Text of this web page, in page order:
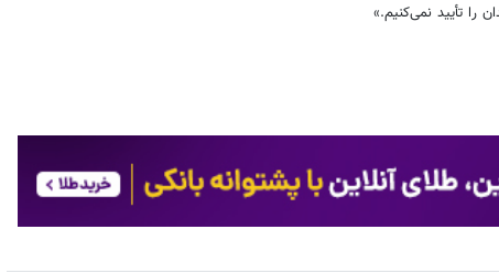
را تأیید نمی‌کنیم.»